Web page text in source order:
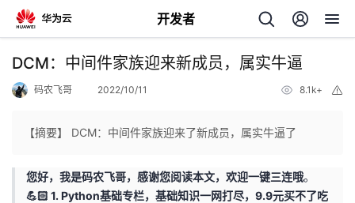
开发者
返
个
DCM：中间件家族迎来新成员，属实牛逼
码农飞哥 2022/10/11 8.1k+
【摘要】 DCM：中间件家族迎来了新成员，属实牛逼了
您好，我是码农飞哥，感谢您阅读本文，欢迎一键三连哦。
💪🏻 1. Python基础专栏，基础知识一网打尽，9.9元买不了吃